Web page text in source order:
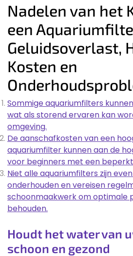
Nadelen van het
een
Geluidsoverlast,
Kosten en
Sommige aquariumfilters
wat als storend ervaren kan
omgeving.
De aanschafkosten van een
aquariumfilter kunnen aan de
voor beginners met een
Niet alle aquariumfilters zijn
onderhouden en vereisen
schoonmaakwerk om optimale
behouden.
Houdt het water van
schoon en gezond